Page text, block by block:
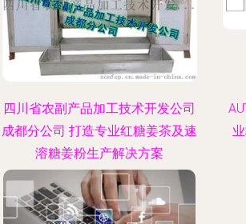
四川省农副产品加工技术开发公司
成都分公司 打造专业红糖姜茶及速
溶糖姜粉生产解决方案